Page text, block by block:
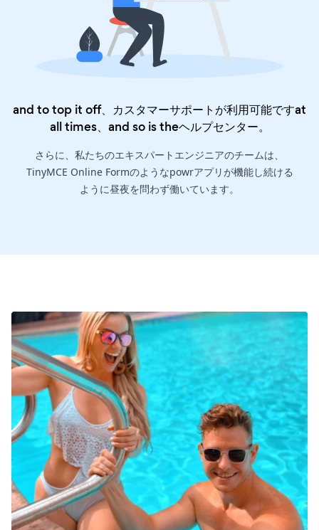
and to top it off、カスタマーサポートが利用可能ですat
all times、and so is theヘルプセンター。
さらに、私たちのエキスパートエンジニアのチームは、
TinyMCE Online Formのようなpowrアプリが機能し続ける
ように昼夜を問わず働いています。